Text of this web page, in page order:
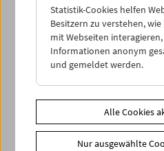
News
Newsletter
Fotos unserer Gäste
Gästebuch
Jobs
Statistik-Cookies helfen
Besitzern zu verstehen, wie
mit Webseiten
Informationen anonym
und gemeldet werden.
Alle Cookies
Nur ausgewählte